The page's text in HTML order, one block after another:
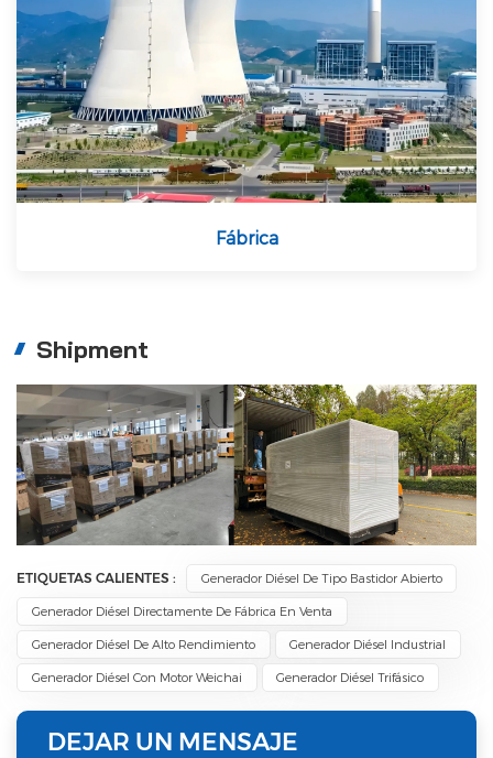
Fábrica
Shipment
ETIQUETAS CALIENTES : Generador Diésel De Tipo Bastidor Abierto
Generador Diésel Directamente De Fábrica En Venta
Generador Diésel De Alto Rendimiento Generador Diésel Industrial
Generador Diésel Con Motor Weichai Generador Diésel Trifásico
DEJAR UN MENSAJE